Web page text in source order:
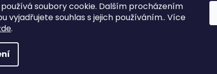
soubory cookie. Dalším procházením
vyjadřujete souhlas s jejich používáním.. Více
.